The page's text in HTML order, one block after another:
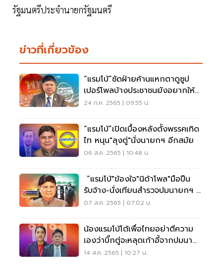
รัฐมนตรีประจำนายกรัฐมนตรี
ข่าวที่เกี่ยวข้อง
“แรมโบ้”ซัดฝ่ายค้านแหกตาดูซูป
เปอร์โพลบ้างประชาชนยังอยากให้
นายกฯ อยู่ต่อ
24 ก.ค. 2565 | 09:55 น.
“แรมโบ้”เปิดเบื้องหลังตั้งพรรคเทิด
ไท หนุน"ลุงตู่"นั่งนายกฯ อีกสมัย
06 ส.ค. 2565 | 10:48 น.
“แรมโบ้"ข้องใจ"นิด้าโพล"มือปืน
รับจ้าง-นั่งเทียนสำรวจปมนายกฯ 8
ปี
07 ส.ค. 2565 | 07:02 น.
น้องแรมโบ้โต้เพื่อไทยอย่าตีความ
เองว่าบิ๊กตู่จะหลุดเก้าอี้จากปมนา
ยกฯ 8 ปี
14 ส.ค. 2565 | 10:27 น.